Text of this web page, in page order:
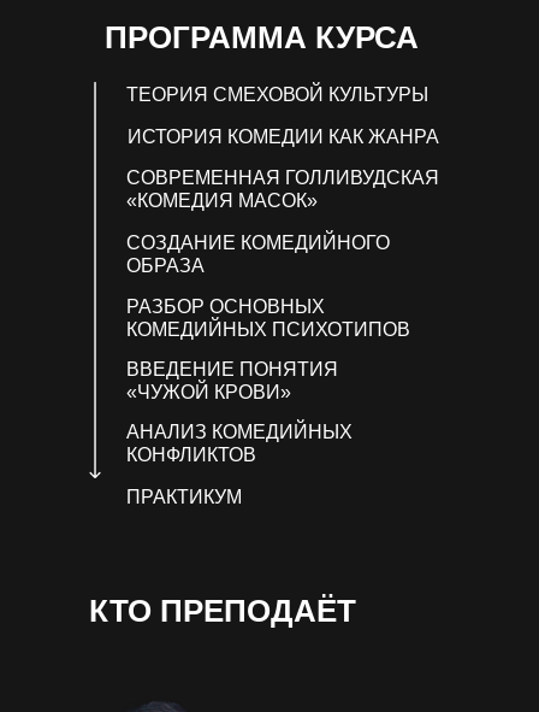
ПРОГРАММА КУРСА
ТЕОРИЯ СМЕХОВОЙ КУЛЬТУРЫ
ПРАКТИКУМ
АНАЛИЗ КОМЕДИЙНЫХ
КОНФЛИКТОВ
ВВЕДЕНИЕ ПОНЯТИЯ
«‎ЧУЖОЙ КРОВИ»
РАЗБОР ОСНОВНЫХ
КОМЕДИЙНЫХ ПСИХОТИПОВ
СОЗДАНИЕ КОМЕДИЙНОГО
ОБРАЗА
СОВРЕМЕННАЯ ГОЛЛИВУДСКАЯ
«КОМЕДИЯ МАСОК»
ИСТОРИЯ КОМЕДИИ КАК ЖАНРА
КТО ПРЕПОДАЁТ